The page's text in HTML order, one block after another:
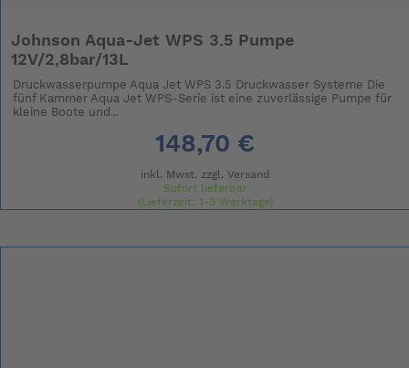
Johnson Aqua-Jet WPS 3.5 Pumpe
12V/2,8bar/13L
Druckwasserpumpe Aqua Jet WPS 3.5 Druckwasser Systeme Die
fünf Kammer Aqua Jet WPS-Serie ist eine zuverlässige Pumpe für
kleine Boote und...
148,70 €
inkl. Mwst. zzgl. Versand
Sofort lieferbar
(Lieferzeit: 1-3 Werktage)